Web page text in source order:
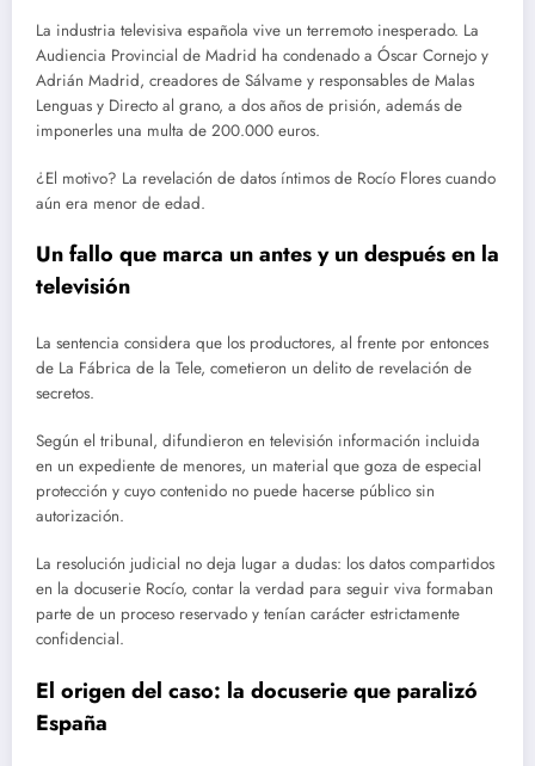
La industria televisiva española vive un terremoto inesperado. La
Audiencia Provincial de Madrid ha condenado a Óscar Cornejo y
Adrián Madrid, creadores de Sálvame y responsables de Malas
Lenguas y Directo al grano, a dos años de prisión, además de
imponerles una multa de 200.000 euros.
¿El motivo? La revelación de datos íntimos de Rocío Flores cuando
aún era menor de edad.
Un fallo que marca un antes y un después en la
televisión
La sentencia considera que los productores, al frente por entonces
de La Fábrica de la Tele, cometieron un delito de revelación de
secretos.
Según el tribunal, difundieron en televisión información incluida
en un expediente de menores, un material que goza de especial
protección y cuyo contenido no puede hacerse público sin
autorización.
La resolución judicial no deja lugar a dudas: los datos compartidos
en la docuserie Rocío, contar la verdad para seguir viva formaban
parte de un proceso reservado y tenían carácter estrictamente
confidencial.
El origen del caso: la docuserie que paralizó
España